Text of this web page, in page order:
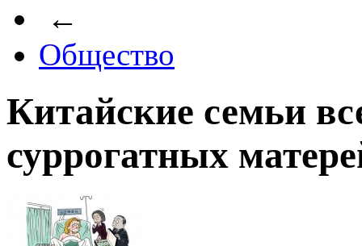
←
Общество
Китайские семьи
суррогатных